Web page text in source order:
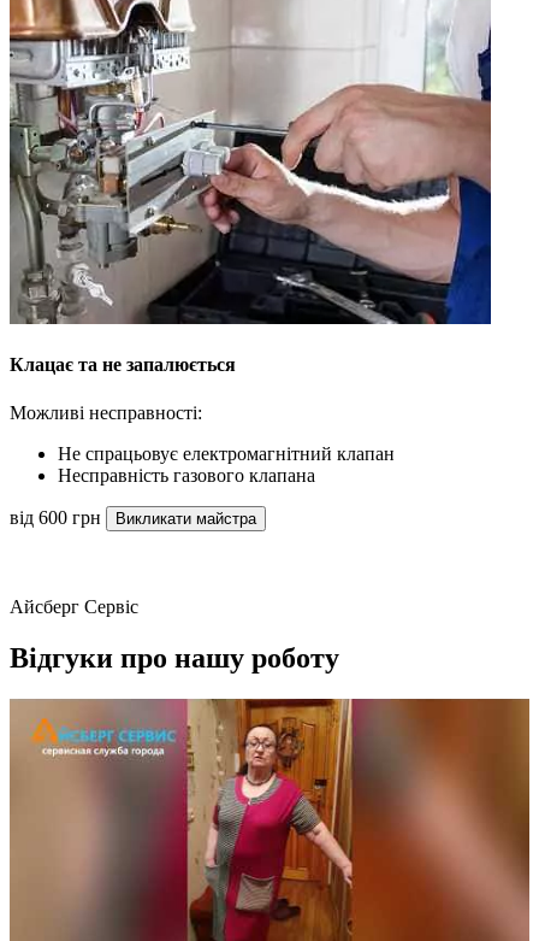
Клацає та не запалюється
Можливі несправності:
Не спрацьовує електромагнітний клапан
Несправність газового клапана
від 600 грн Викликати майстра
Айсберг Сервіс
Відгуки про нашу роботу